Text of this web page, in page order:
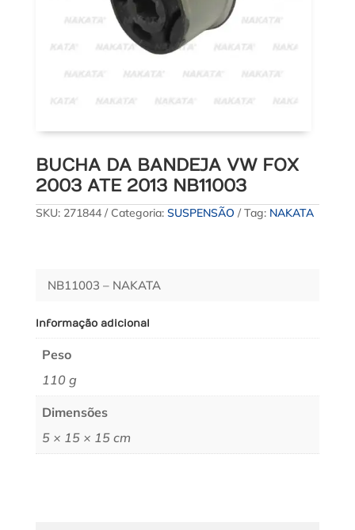
BUCHA DA BANDEJA VW FOX
2003 ATE 2013 NB11003
SKU: 271844 Categoria: SUSPENSÃO Tag: NAKATA
NB11003 – NAKATA
Informação adicional
Peso
110 g
Dimensões
5 × 15 × 15 cm